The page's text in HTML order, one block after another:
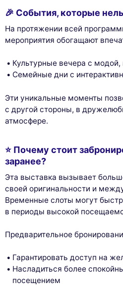
🎉 События, которые
На протяжении всей
мероприятия обогащают
Культурные вечера с
Семейные дни с
Эти уникальные моменты
с другой стороны, в
атмосфере.
⭐ Почему стоит
заранее?
Эта выставка вызывает
своей оригинальности и
Временные слоты могут
в периоды высокой
Предварительное
Гарантировать доступ на
Насладиться более
посещением